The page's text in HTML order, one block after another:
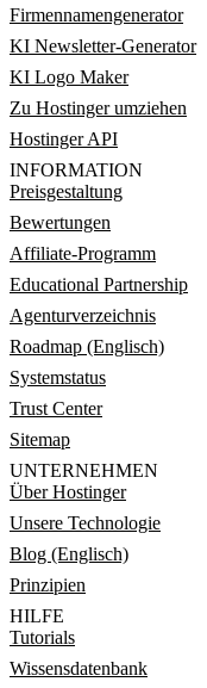
Firmennamengenerator
KI Newsletter-Generator
KI Logo Maker
Zu Hostinger umziehen
Hostinger API
INFORMATION
Preisgestaltung
Bewertungen
Affiliate-Programm
Educational Partnership
Agenturverzeichnis
Roadmap (Englisch)
Systemstatus
Trust Center
Sitemap
UNTERNEHMEN
Über Hostinger
Unsere Technologie
Blog (Englisch)
Prinzipien
HILFE
Tutorials
Wissensdatenbank